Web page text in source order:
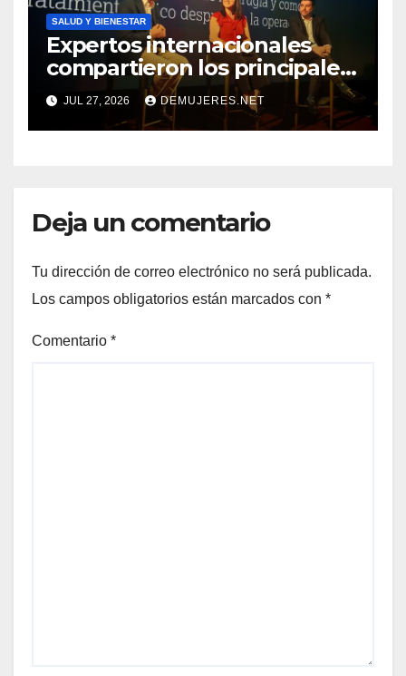
SALUD Y BIENESTAR
Expertos internacionales
compartieron los principales
desafíos e innovaciones en el
manejo del cáncer de mama,
sus subtipos y el cáncer de
JUL 27, 2026 DEMUJERES.NET
Deja un comentario
Tu dirección de correo electrónico no será publicada.
Los campos obligatorios están marcados con *
Comentario *